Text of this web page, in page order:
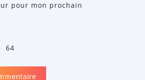
pour mon prochain
64